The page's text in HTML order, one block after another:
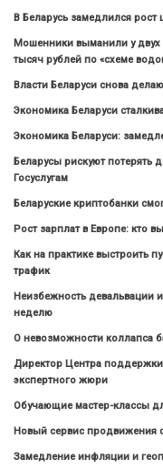
В Беларусь замедлился рост
Мошенники выманили у двух
тысяч рублей по «схеме
Власти Беларуси снова
Экономика Беларуси
Экономика Беларуси:
Беларусы рискуют
Госуслугам
Беларуские криптобанки
Рост зарплат в Европе: кто
Как на практике выстроить
трафик
Неизбежность девальвации
неделю
О невозможности коллапса
Директор Центра поддержки
экспертного жюри
Обучающие мастер-классы
Новый сервис продвижения
Замедление инфляции и